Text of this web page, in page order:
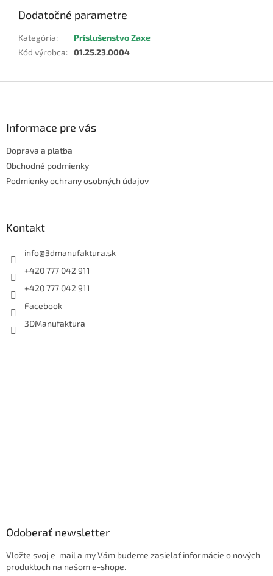
Dodatočné parametre
Kategória:
Príslušenstvo Zaxe
Kód výrobca: 01.25.23.0004
Informace pre vás
Doprava a platba
Obchodné podmienky
Podmienky ochrany osobných údajov
Kontakt
info@3dmanufaktura.sk
+420 777 042 911
+420 777 042 911
Facebook
3DManufaktura
Odoberať newsletter
Vložte svoj e-mail a my Vám budeme zasielať informácie o nových
produktoch na našom e-shope.